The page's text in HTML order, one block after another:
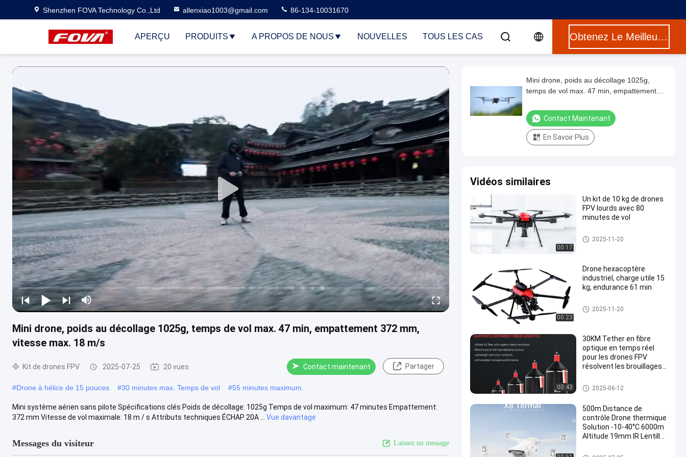
Shenzhen FOVA Technology Co.,Ltd allenxiao1003@gmail.com 86-134-10031670
APERÇU PRODUITS A PROPOS DE NOUS NOUVELLES TOUS LES CAS Obtenez Le Meilleur Prix
Mini drone, poids au décollage 1025g, temps de vol max. 47 min, empattement 372 mm,
vitesse max. 18 m/s
Kit de drones FPV 2025-07-25 20 vues Contact maintenant Partager
#Drone à hélice de 15 pouces #30 minutes max. Temps de vol #55 minutes maximum.
Mini système aérien sans pilote Spécifications clés Poids de décollage: 1025g Temps de vol maximum: 47 minutes Empattement:
372 mm Vitesse de vol maximale: 18 m / s Attributs techniques ÉCHAP 20A ...
Vue davantage
Messages du visiteur Laissez un message
Mini drone, poids au décollage 1025g,
temps de vol max. 47 min, empattement
Contact Maintenant
En Savoir Plus
Vidéos similaires
00:17
Un kit de 10 kg de drones
FPV lourds avec 80
minutes de vol
Kit de drones FPV
2025-11-20
00:23
Drone hexacoptère
industriel, charge utile 15
kg, endurance 61 min
Kit de drones FPV
2025-11-20
00:43
30KM Tether en fibre
optique en temps réel
pour les drones FPV
résolvent les brouillages
les scénarios militaires /
industriels
Kit de drones FPV
2025-06-12
500m Distance de
contrôle Drone thermique
Solution -10-40°C 6000m
Altitude 19mm IR Lentille
les missions SAR 5m-∞
Kit de drones FPV